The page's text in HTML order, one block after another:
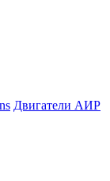
Двигатели АИР